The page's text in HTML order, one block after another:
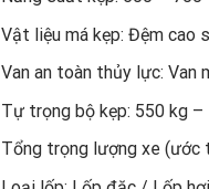
Vật liệu má kẹp: Đệm cao
Van an toàn thủy lực: Van
Tự trọng bộ kẹp: 550 kg –
Tổng trọng lượng xe (ước